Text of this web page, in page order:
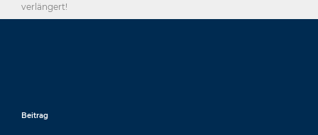
verlängert!
Beitrag